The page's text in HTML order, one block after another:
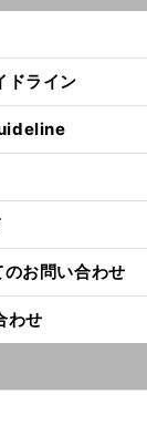
ドライン
お問い合わせ
わせ